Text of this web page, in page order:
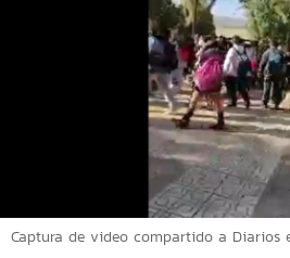
Captura de video compartido a Diarios